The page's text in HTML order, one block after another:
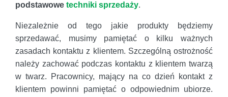
podstawowe techniki sprzedaży.
Niezależnie od tego jakie produkty będziemy
sprzedawać, musimy pamiętać o kilku ważnych
zasadach kontaktu z klientem. Szczególną ostrożność
należy zachować podczas kontaktu z klientem twarzą
w twarz. Pracownicy, mający na co dzień kontakt z
klientem powinni pamiętać o odpowiednim ubiorze.